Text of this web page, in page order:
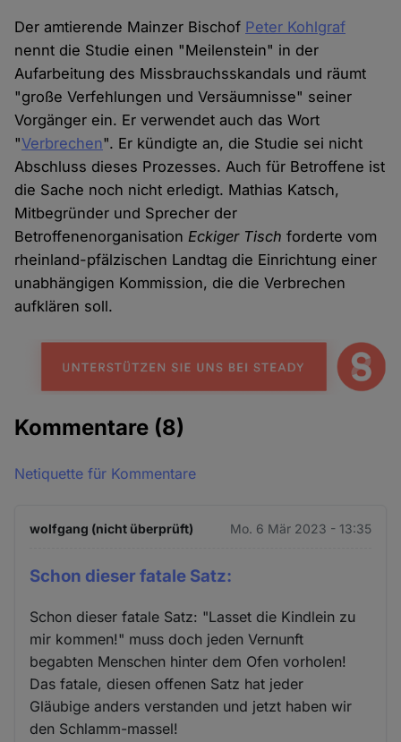
Der amtierende Mainzer Bischof Peter Kohlgraf
nennt die Studie einen "Meilenstein" in der
Aufarbeitung des Missbrauchsskandals und räumt
"große Verfehlungen und Versäumnisse" seiner
Vorgänger ein. Er verwendet auch das Wort
"Verbrechen". Er kündigte an, die Studie sei nicht
Abschluss dieses Prozesses. Auch für Betroffene ist
die Sache noch nicht erledigt. Mathias Katsch,
Mitbegründer und Sprecher der
BetroffenenorganisationEckiger Tisch forderte vom
rheinland-pfälzischen Landtag die Einrichtung einer
unabhängigen Kommission, die die Verbrechen
aufklären soll.
Kommentare (8)
Netiquette für Kommentare
wolfgang (nicht überprüft) Mo. 6 Mär 2023 - 13:35
Schon dieser fatale Satz:
Schon dieser fatale Satz: "Lasset die Kindlein zu
mir kommen!" muss doch jeden Vernunft
begabten Menschen hinter dem Ofen vorholen!
Das fatale, diesen offenen Satz hat jeder
Gläubige anders verstanden und jetzt haben wir
den Schlamm-massel!